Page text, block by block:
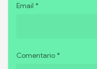
Email *
Comentario *